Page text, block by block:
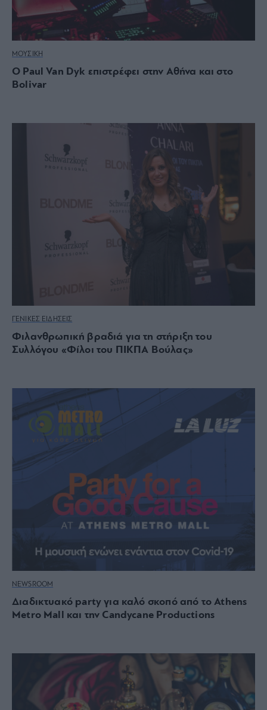
ΜΟΥΣΙΚΗ
O Paul Van Dyk επιστρέφει στην Αθήνα και στο
Bolivar
ΓΕΝΙΚΕΣ ΕΙΔΗΣΕΙΣ
Φιλανθρωπική βραδιά για τη στήριξη του
Συλλόγου «Φίλοι του ΠΙΚΠΑ Βούλας»
NEWSROOM
Διαδικτυακό party για καλό σκοπό από το Athens
Metro Mall και την Candycane Productions